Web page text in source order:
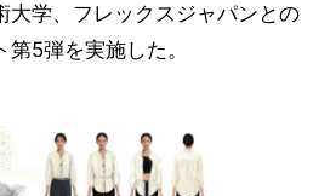
大学、フレックスジャパンとの
5弾を実施した。